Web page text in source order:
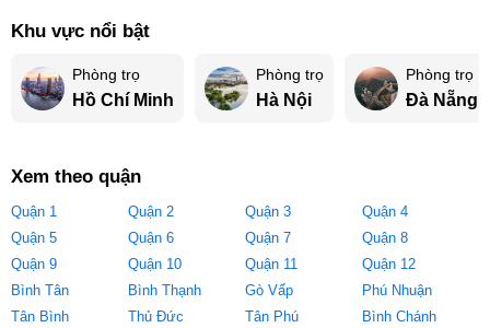
Khu vực nổi bật
Phòng trọ
Hồ Chí Minh
Phòng trọ
Hà Nội
Phòng trọ
Đà Nẵng
Xem theo quận
Quận 1 Quận 2 Quận 3
Quận 4
Quận 5
Quận 6 Quận 7
Quận 8
Quận 9
Quận 10 Quận 11
Quận 12
Bình Tân
Bình Thạnh Gò Vấp
Phú Nhuận
Tân Bình
Thủ Đức Tân Phú
Bình Chánh